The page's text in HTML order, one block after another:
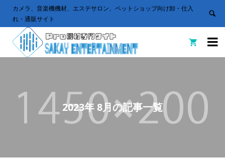
カメラ、音楽機機材、エステサロン、ペットショップ向け卸・仕入
れ・通販サイト


2023年 8月の記事一覧